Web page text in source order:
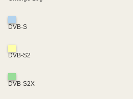
DVB-S
DVB-S2
DVB-S2X